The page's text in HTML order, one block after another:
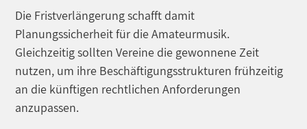
Die Fristverlängerung schafft damit
Planungssicherheit für die Amateurmusik.
Gleichzeitig sollten Vereine die gewonnene Zeit
nutzen, um ihre Beschäftigungsstrukturen frühzeitig
an die künftigen rechtlichen Anforderungen
anzupassen.